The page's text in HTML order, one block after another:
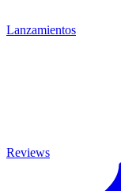
Lanzamientos
Reviews